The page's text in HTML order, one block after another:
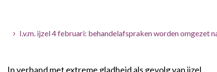
HomeI.v.m. ijzel 4 februari: behandelafspraken worden omgezet
In verband met extreme gladheid als gevolg van ijzel